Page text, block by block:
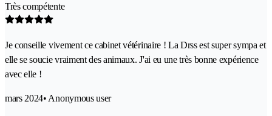
Très compétente
Je conseille vivement ce cabinet vétérinaire ! La Drss est super sympa et
elle se soucie vraiment des animaux. J'ai eu une très bonne expérience
avec elle !
mars 2024• Anonymous user